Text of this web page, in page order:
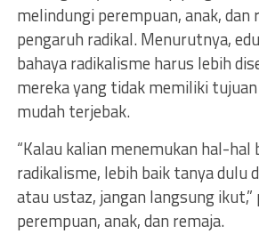
melindungi perempuan, anak, dan
pengaruh radikal. Menurutnya,
bahaya radikalisme harus lebih
mereka yang tidak memiliki
mudah terjebak.
“Kalau kalian menemukan hal-hal
radikalisme, lebih baik tanya dulu
atau ustaz, jangan langsung ikut,”
perempuan, anak, dan remaja.